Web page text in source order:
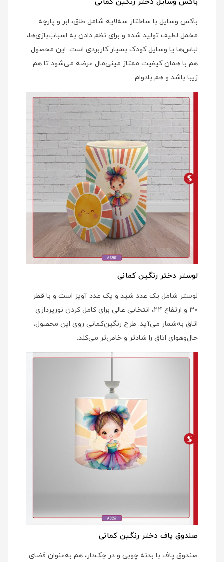
باکس وسایل با ساختار سه‌لایه شامل طلق، ابر و پارچه
مخمل لطیف تولید شده و برای نظم دادن به اسباب‌بازی‌ها،
لباس‌ها یا وسایل کودک بسیار کاربردی است. این محصول
هم با همان کیفیت ممتاز مینی‌مال عرضه می‌شود تا هم
زیبا باشد و هم بادوام.
لوستر دختر رنگین کمانی
لوستر شامل یک عدد شید و یک عدد آویز است و با قطر
۳۰ و ارتفاع ۲۴، انتخابی عالی برای کامل کردن نورپردازی
اتاق به‌شمار می‌آید. طرح رنگین‌کمانی روی این محصول،
حال‌وهوای اتاق را شادتر و خاص‌تر می‌کند.
صندوق پاف دختر رنگین کمانی
صندوق پاف با بدنه چوبی و درِ جک‌دار، هم به‌عنوان فضای